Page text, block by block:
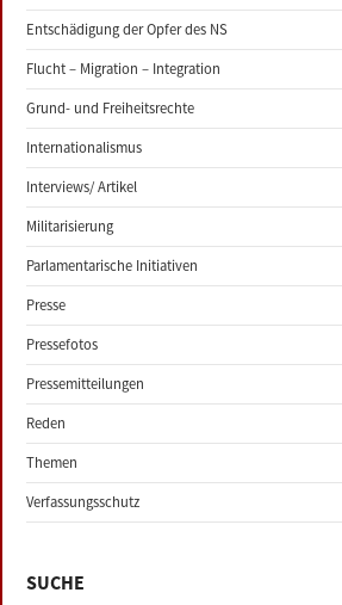
Entschädigung der Opfer des NS
Flucht – Migration – Integration
Grund- und Freiheitsrechte
Internationalismus
Interviews/ Artikel
Militarisierung
Parlamentarische Initiativen
Presse
Pressefotos
Pressemitteilungen
Reden
Themen
Verfassungsschutz
SUCHE